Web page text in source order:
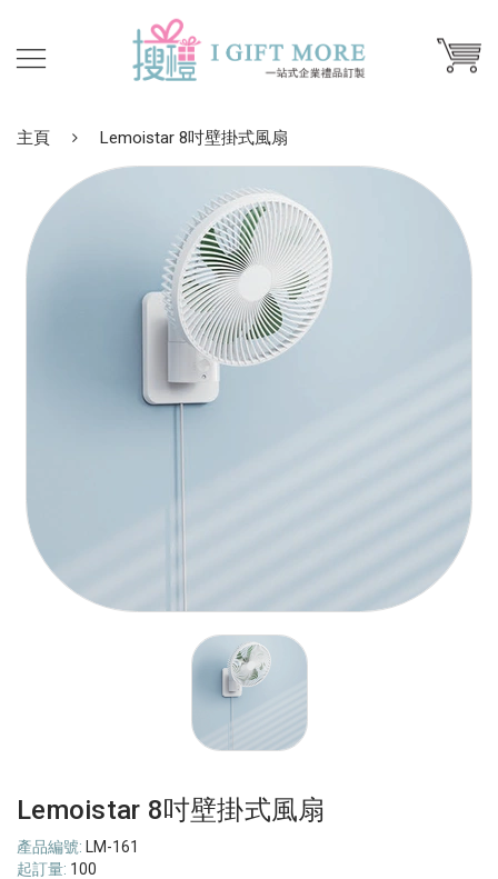
主頁 Lemoistar 8吋壁掛式風扇
Lemoistar 8吋壁掛式風扇
產品編號: LM-161
起訂量: 100